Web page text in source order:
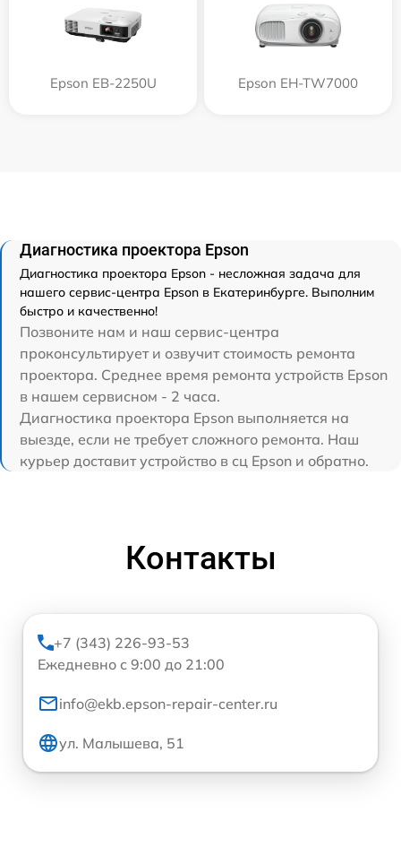
Epson EB-2250U Epson EH-TW7000
Диагностика проектора Epson
Диагностика проектора Epson - несложная задача для
нашего сервис-центра Epson в Екатеринбурге. Выполним
быстро и качественно!
Позвоните нам и наш сервис-центра
проконсультирует и озвучит стоимость ремонта
проектора. Среднее время ремонта устройств Epson
в нашем сервисном - 2 часа.
Диагностика проектора Epson выполняется на
выезде, если не требует сложного ремонта. Наш
курьер доставит устройство в сц Epson и обратно.
Контакты
+7 (343) 226-93-53
Ежедневно с 9:00 до 21:00
info@ekb.epson-repair-center.ru
ул. Малышева, 51